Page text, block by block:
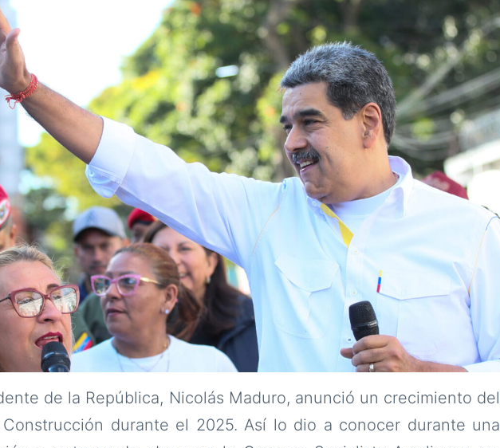
de la República, Nicolás Maduro, anunció un crecimiento del
durante el 2025. Así lo dio a conocer durante una